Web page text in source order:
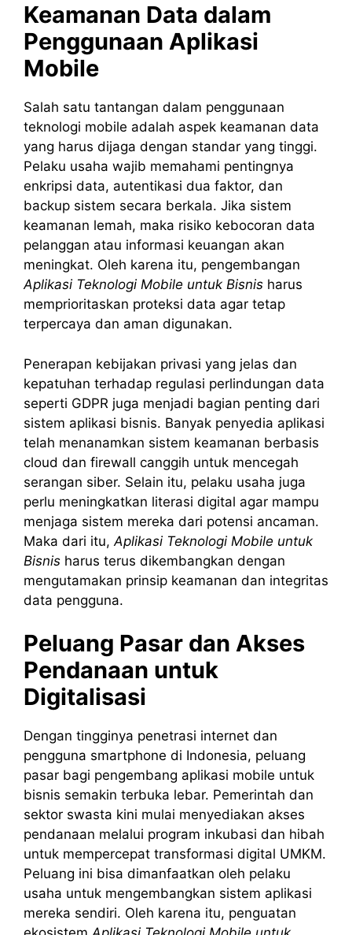
Keamanan Data dalam
Penggunaan Aplikasi
Mobile
Salah satu tantangan dalam penggunaan
teknologi mobile adalah aspek keamanan data
yang harus dijaga dengan standar yang tinggi.
Pelaku usaha wajib memahami pentingnya
enkripsi data, autentikasi dua faktor, dan
backup sistem secara berkala. Jika sistem
keamanan lemah, maka risiko kebocoran data
pelanggan atau informasi keuangan akan
meningkat. Oleh karena itu, pengembangan
Aplikasi Teknologi Mobile untuk Bisnis harus
memprioritaskan proteksi data agar tetap
terpercaya dan aman digunakan.
Penerapan kebijakan privasi yang jelas dan
kepatuhan terhadap regulasi perlindungan data
seperti GDPR juga menjadi bagian penting dari
sistem aplikasi bisnis. Banyak penyedia aplikasi
telah menanamkan sistem keamanan berbasis
cloud dan firewall canggih untuk mencegah
serangan siber. Selain itu, pelaku usaha juga
perlu meningkatkan literasi digital agar mampu
menjaga sistem mereka dari potensi ancaman.
Maka dari itu, Aplikasi Teknologi Mobile untuk
Bisnis harus terus dikembangkan dengan
mengutamakan prinsip keamanan dan integritas
data pengguna.
Peluang Pasar dan Akses
Pendanaan untuk
Digitalisasi
Dengan tingginya penetrasi internet dan
pengguna smartphone di Indonesia, peluang
pasar bagi pengembang aplikasi mobile untuk
bisnis semakin terbuka lebar. Pemerintah dan
sektor swasta kini mulai menyediakan akses
pendanaan melalui program inkubasi dan hibah
untuk mempercepat transformasi digital UMKM.
Peluang ini bisa dimanfaatkan oleh pelaku
usaha untuk mengembangkan sistem aplikasi
mereka sendiri. Oleh karena itu, penguatan